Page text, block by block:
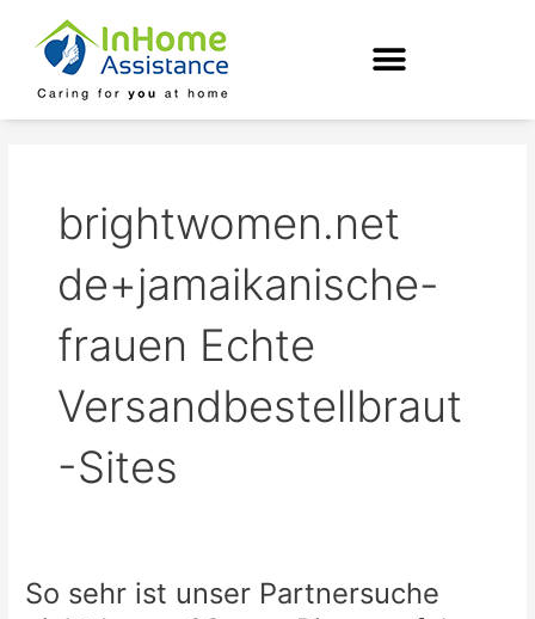
content
brightwomen.net
de+jamaikanische-
frauen Echte
Versandbestellbraut
-Sites
So sehr ist unser Partnersuche
So
sehr